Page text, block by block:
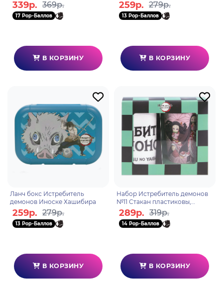
339р. 369р.
17 Pop-Баллов
В КОРЗИНУ
259р. 279р.
13 Pop-Баллов
В КОРЗИНУ
Ланч бокс Истребитель
демонов Иноске Хашибира
259р. 279р.
13 Pop-Баллов
В КОРЗИНУ
Набор Истребитель демонов
№11 Стакан пластиковы,
шоппер ЭКО
289р. 319р.
14 Pop-Баллов
В КОРЗИНУ